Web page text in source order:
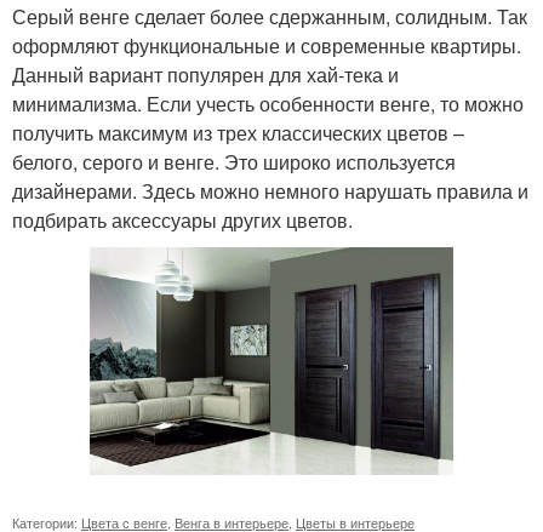
Серый венге сделает более сдержанным, солидным. Так
оформляют функциональные и современные квартиры.
Данный вариант популярен для хай-тека и
минимализма. Если учесть особенности венге, то можно
получить максимум из трех классических цветов –
белого, серого и венге. Это широко используется
дизайнерами. Здесь можно немного нарушать правила и
подбирать аксессуары других цветов.
Категории: Цвета с венге Венга в интерьере Цветы в интерьере